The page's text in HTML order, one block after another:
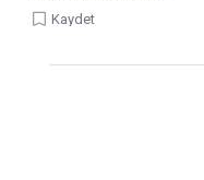
Kaydet